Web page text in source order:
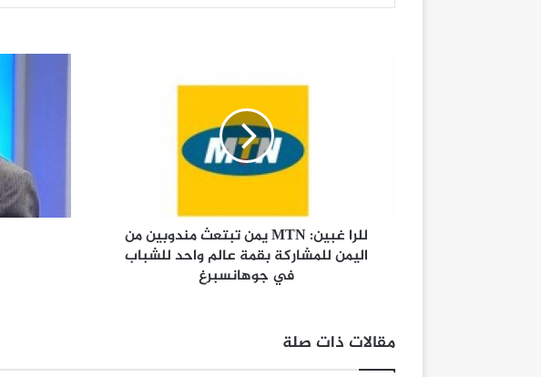
للرا غبين: MTN يمن تبتعث مندوبين من
اليمن للمشاركة بقمة عالم واحد للشباب
في جوهانسبرغ
مقالات ذات صلة